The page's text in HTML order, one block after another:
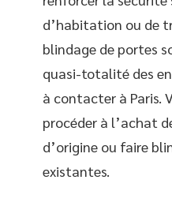
d’habitation ou de
blindage de portes
quasi-totalité des
à contacter à Paris.
procéder à l’achat
d’origine ou faire
existantes.